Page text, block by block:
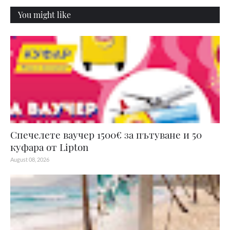
You might like
Спечелете ваучер 1500€ за пътуване и 50
куфара от Lipton
August 08, 2026